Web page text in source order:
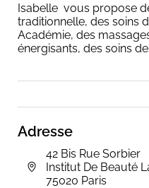
Adresse
42 Bis Rue Sorbier
Institut De Beauté
75020 Paris
Isabelle vous propose
traditionnelle, des soins
Académie, des
énergisants, des soins